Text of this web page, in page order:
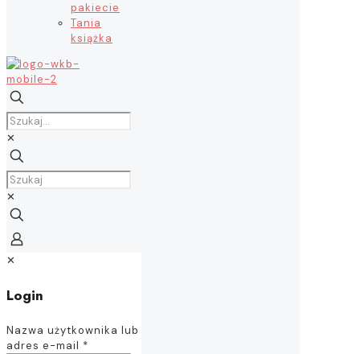
pakiecie
Tania
książka
✕
✕
✕
Login
Nazwa użytkownika lub
adres e-mail *